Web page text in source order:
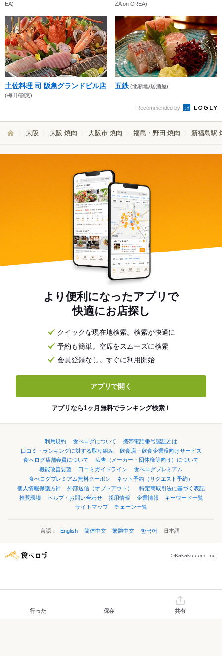
EA)
ZA on CREA)
土佐料理 司 阪急グランドビル店
(梅田/割烹)
五鉄 (北新地/居酒屋)
Recommended by
大阪 大阪 焼肉 大阪市 焼肉 福島・野田 焼肉 新福島駅
より便利になったアプリで
快適にお店探し
クイックな現在地検索。検索が快適に
予約も簡単。空席をスムーズに検索
会員登録なし。すぐに利用開始
アプリで開く
アプリなら1ヶ月無料でランキング検索！
利用規約 食べログについて
携帯電話番号認証とは
口コミ・ランキングに対する取り組み
飲食店・飲食企業様向けサービス
食べログ店舗会員について
広告（メーカー・団体様等向け）について
機能改善要望
口コミガイドライン
食べログプレミアム
食べログプレミアム無料クーポン
ネット予約（リクエスト予約）
個人情報保護方針
外部送信（オプトアウト）
特定商取引法に基づく表記
推奨環境
ヘルプ・お問い合わせ 採用情報 企業情報
キーワード一覧
サイトマップ
チェーン一覧
言語： English 简体中文 繁體中文 한국어 日本語
©Kakaku.com, Inc.
行った 保存 共有